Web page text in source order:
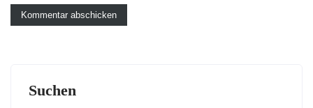
Suchen